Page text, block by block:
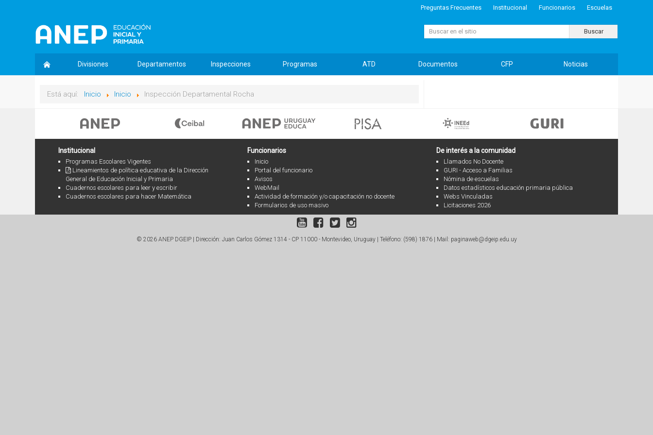
Preguntas Frecuentes Institucional Funcionarios Escuelas
Buscar... Buscar
Divisiones Departamentos Inspecciones Programas ATD Documentos CFP Noticias
Está aquí: Inicio Inicio Inspección Departamental Rocha
Institucional
Programas Escolares Vigentes
Lineamientos de política educativa de la Dirección
General de Educación Inicial y Primaria
Cuadernos escolares para leer y escribir
Cuadernos escolares para hacer Matemática
Funcionarios
Inicio
Portal del funcionario
Avisos
WebMail
Actividad de formación y/o capacitación no docente
Formularios de uso masivo
De interés a la comunidad
Llamados No Docente
GURI - Acceso a Familias
Nómina de escuelas
Datos estadísticos educación primaria pública
Webs Vinculadas
Licitaciones 2026
© 2026 ANEP DGEIP | Dirección: Juan Carlos Gómez 1314 - CP 11000 - Montevideo, Uruguay | Teléfono: (598) 1876 Mail: paginaweb@dgeip.edu.uy